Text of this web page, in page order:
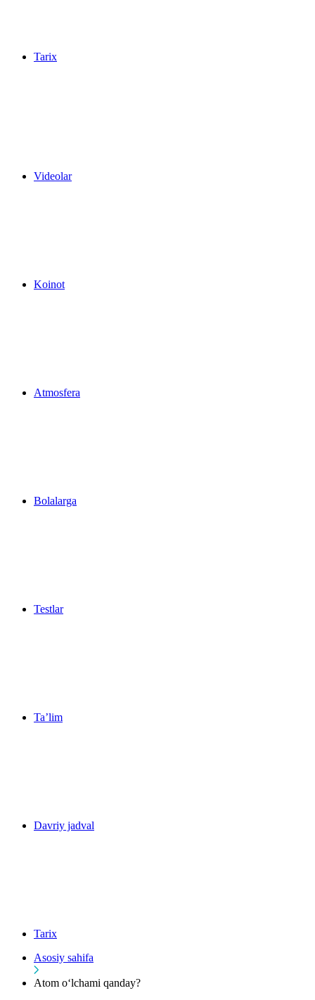
Tarix
Videolar
Koinot
Atmosfera
Bolalarga
Testlar
Ta’lim
Davriy jadval
Tarix
Asosiy sahifa
Atom o‘lchami qanday?